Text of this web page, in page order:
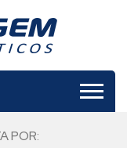
POR: